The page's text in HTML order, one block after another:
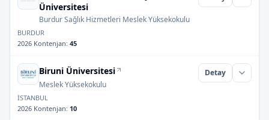
Üniversitesi
Burdur Sağlık Hizmetleri Meslek Yüksekokulu
BURDUR
2026 Kontenjan: 45
Biruni Üniversitesi
Meslek Yüksekokulu
Detay
İSTANBUL
2026 Kontenjan: 10